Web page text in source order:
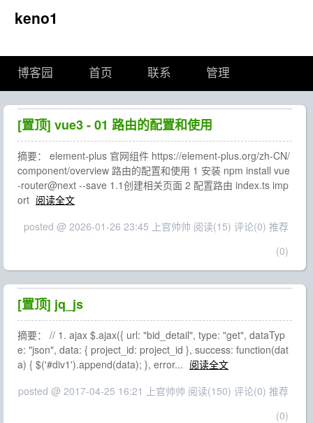
keno1
博客园 首页 联系 管理
[置顶] vue3 - 01 路由的配置和使用
摘要： element-plus 官网组件 https://element-plus.org/zh-CN/
component/overview 路由的配置和使用 1 安装 npm install vue
-router@next --save 1.1创建相关页面 2 配置路由 index.ts imp
ort 阅读全文
posted @ 2026-01-26 23:45 上官帅帅 阅读(15) 评论(0) 推荐
(0)
[置顶] jq_js
摘要： // 1. ajax $.ajax({ url: "bid_detail", type: "get", dataTyp
e: "json", data: { project_id: project_id }, success: function(dat
a) { $('#div1').append(data); }, error... 阅读全文
posted @ 2017-04-25 16:21 上官帅帅 阅读(150) 评论(0) 推荐
(0)